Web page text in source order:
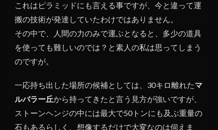
これはピラミッドにも言える事ですが、今と違って運
搬の技術が発達していたわけではありません。
その中で、人間の力のみで運ぶとなると、多少の道具
を使っても難しいのでは？と素人の私は思ってしまう
のですが。
一応持ち出した場所の候補としては、30キロ離れたマ
ルバラー丘から持ってきたと言う見方が強いですが、
ストーンヘンジの中には最大で50トンにも及ぶ重量の
石もあるらしく、想像するだけで大変なのは伺えま